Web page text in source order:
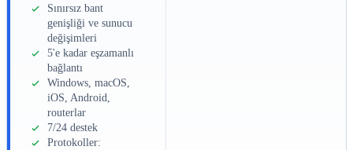
Sınırsız bant
genişliği ve sunucu
değişimleri
5'e kadar eşzamanlı
bağlantı
Windows, macOS,
iOS, Android,
routerlar
7/24 destek
Protokoller: